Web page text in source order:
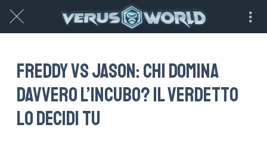
Freddy vs Jason: chi domina
davvero l’incubo? Il verdetto
lo decidi tu